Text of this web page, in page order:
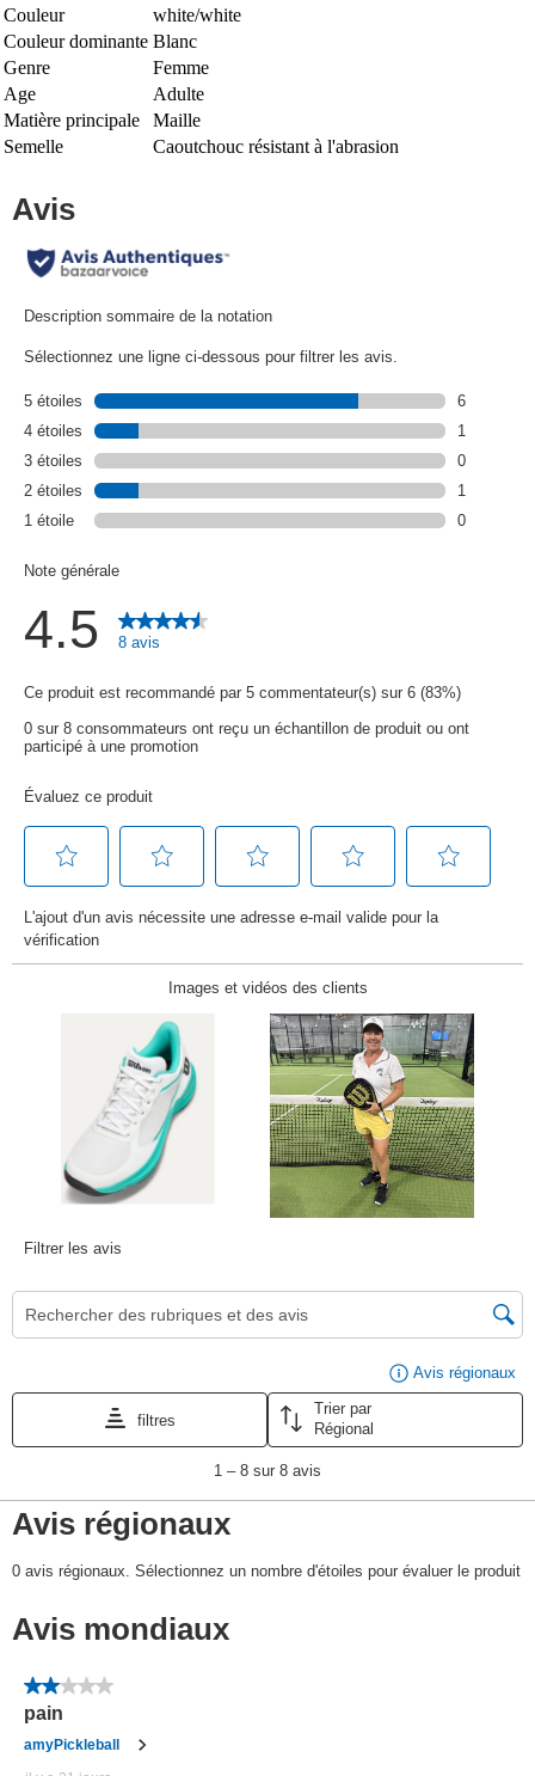
Couleur
white/white
Couleur dominante Blanc
Genre
Femme
Age
Adulte
Matière principale
Maille
Semelle
Caoutchouc résistant à l'abrasion